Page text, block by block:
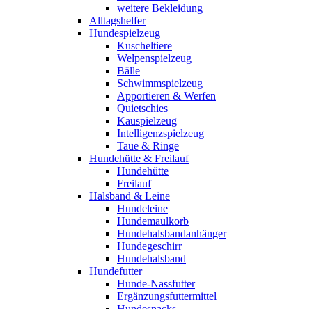
weitere Bekleidung
Alltagshelfer
Hundespielzeug
Kuscheltiere
Welpenspielzeug
Bälle
Schwimmspielzeug
Apportieren & Werfen
Quietschies
Kauspielzeug
Intelligenzspielzeug
Taue & Ringe
Hundehütte & Freilauf
Hundehütte
Freilauf
Halsband & Leine
Hundeleine
Hundemaulkorb
Hundehalsbandanhänger
Hundegeschirr
Hundehalsband
Hundefutter
Hunde-Nassfutter
Ergänzungsfuttermittel